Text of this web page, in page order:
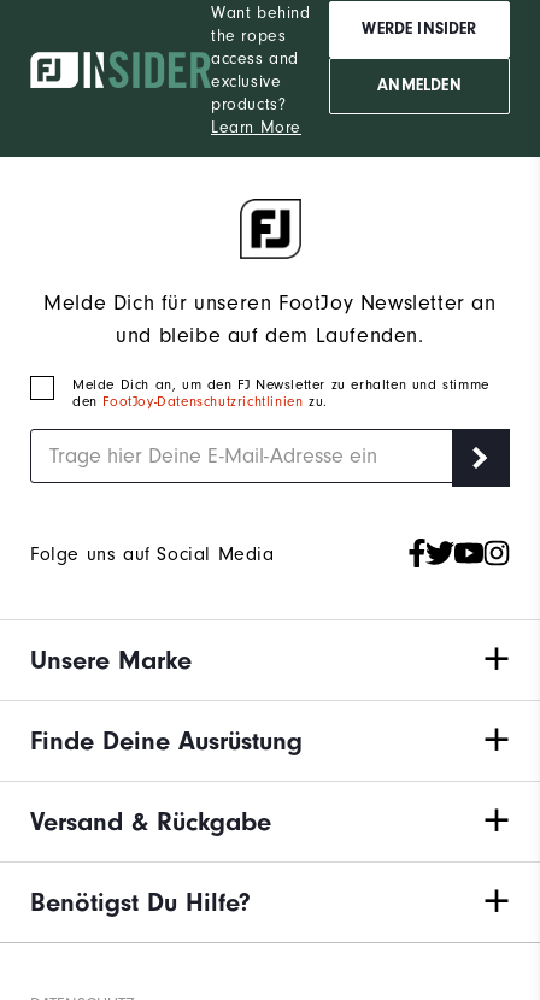
Want behind
the ropes
access and
exclusive
products?
Learn More
WERDE INSIDER
ANMELDEN
Melde Dich für unseren FootJoy Newsletter an
und bleibe auf dem Laufenden.
Melde Dich an, um den FJ Newsletter zu erhalten und stimme
den FootJoy-Datenschutzrichtlinienzu.
Folge uns auf Social Media
Unsere Marke
Finde Deine Ausrüstung
Versand & Rückgabe
Benötigst Du Hilfe?